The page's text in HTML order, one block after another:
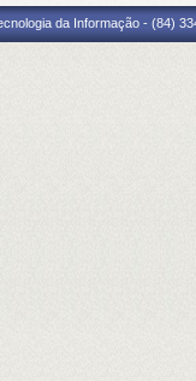
da Informação - (84)